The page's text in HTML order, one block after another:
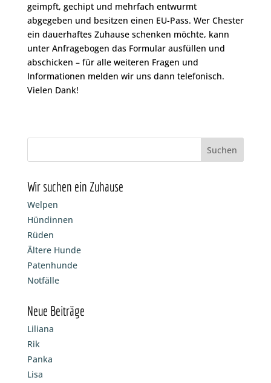
geimpft, gechipt und mehrfach entwurmt
abgegeben und besitzen einen EU-Pass. Wer Chester
ein dauerhaftes Zuhause schenken möchte, kann
unter Anfragebogen das Formular ausfüllen und
abschicken – für alle weiteren Fragen und
Informationen melden wir uns dann telefonisch.
Vielen Dank!
Wir suchen ein Zuhause
Welpen
Hündinnen
Rüden
Ältere Hunde
Patenhunde
Notfälle
Neue Beiträge
Liliana
Rik
Panka
Lisa